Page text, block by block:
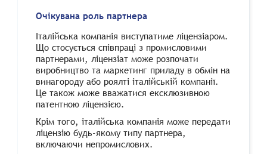
Очікувана роль партнера
Італійська компанія виступатиме ліцензіаром.
Що стосується співпраці з промисловими
партнерами, ліцензіат може розпочати
виробництво та маркетинг приладу в обмін на
винагороду або роялті італійській компанії.
Це також може вважатися ексклюзивною
патентною ліцензією.
Крім того, італійська компанія може передати
ліцензію будь-якому типу партнера,
включаючи непромислових.